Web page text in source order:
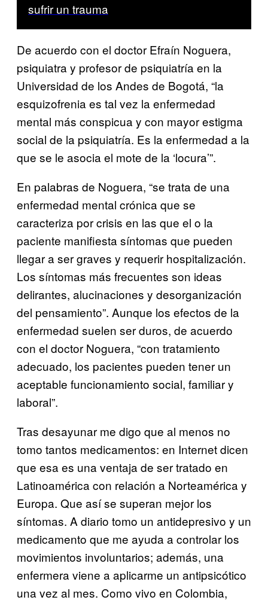
sufrir un trauma
De acuerdo con el doctor Efraín Noguera,
psiquiatra y profesor de psiquiatría en la
Universidad de los Andes de Bogotá, “la
esquizofrenia es tal vez la enfermedad
mental más conspicua y con mayor estigma
social de la psiquiatría. Es la enfermedad a la
que se le asocia el mote de la ‘locura’”.
En palabras de Noguera, “se trata de una
enfermedad mental crónica que se
caracteriza por crisis en las que el o la
paciente manifiesta síntomas que pueden
llegar a ser graves y requerir hospitalización.
Los síntomas más frecuentes son ideas
delirantes, alucinaciones y desorganización
del pensamiento”. Aunque los efectos de la
enfermedad suelen ser duros, de acuerdo
con el doctor Noguera, “con tratamiento
adecuado, los pacientes pueden tener un
aceptable funcionamiento social, familiar y
laboral”.
Tras desayunar me digo que al menos no
tomo tantos medicamentos: en Internet dicen
que esa es una ventaja de ser tratado en
Latinoamérica con relación a Norteamérica y
Europa. Que así se superan mejor los
síntomas. A diario tomo un antidepresivo y un
medicamento que me ayuda a controlar los
movimientos involuntarios; además, una
enfermera viene a aplicarme un antipsicótico
una vez al mes. Como vivo en Colombia,